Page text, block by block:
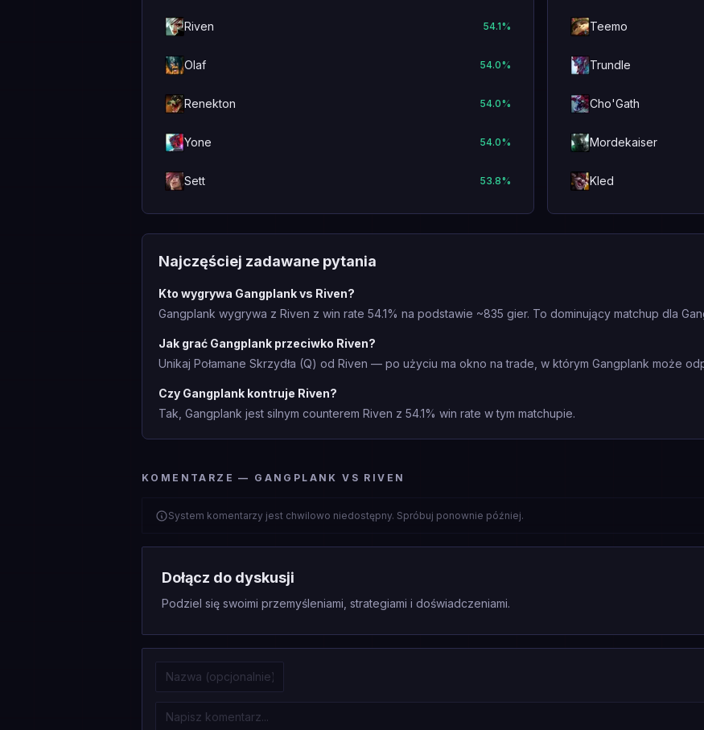
Riven 54.1%
Olaf 54.0%
Renekton 54.0%
Yone 54.0%
Sett 53.8%
Teemo
Trundle
Cho'Gath
Mordekaiser
Kled
Najczęściej zadawane pytania
Kto wygrywa Gangplank vs Riven?
Gangplank wygrywa z Riven z win rate 54.1% na podstawie ~835 gier. To dominujący matchup dla
Jak grać Gangplank przeciwko Riven?
Unikaj Połamane Skrzydła (Q) od Riven — po użyciu ma okno na trade, w którym Gangplank może
Czy Gangplank kontruje Riven?
Tak, Gangplank jest silnym counterem Riven z 54.1% win rate w tym matchupie.
KOMENTARZE — GANGPLANK VS RIVEN
System komentarzy jest chwilowo niedostępny. Spróbuj ponownie później.
Dołącz do dyskusji
Podziel się swoimi przemyśleniami, strategiami i doświadczeniami.